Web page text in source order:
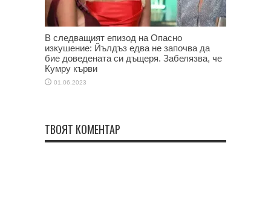
В следващият епизод на Опасно
изкушение: Йълдъз едва не започва да
бие доведената си дъщеря. Забелязва, че
Кумру кърви
01.06.2023
ТВОЯТ КОМЕНТАР